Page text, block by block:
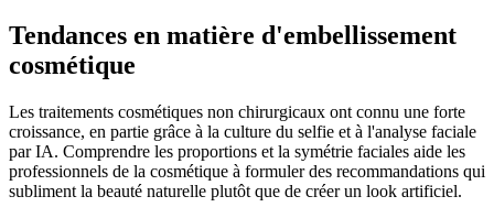
Tendances en matière d'embellissement
cosmétique
Les traitements cosmétiques non chirurgicaux ont connu une forte
croissance, en partie grâce à la culture du selfie et à l'analyse faciale
par IA. Comprendre les proportions et la symétrie faciales aide les
professionnels de la cosmétique à formuler des recommandations qui
subliment la beauté naturelle plutôt que de créer un look artificiel.